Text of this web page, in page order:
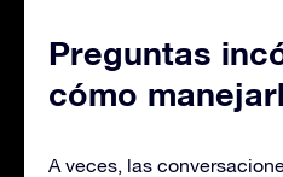
Preguntas
cómo
A veces, las